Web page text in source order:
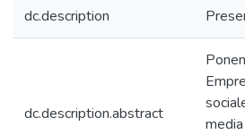
dc.description
dc.description.abstract